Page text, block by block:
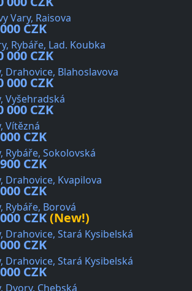
Vary, Raisova
CZK
Rybáře, Lad. Koubka
000 CZK
Drahovice, Blahoslavova
000 CZK
Vyšehradská
000 CZK
Vítězná
CZK
Rybáře, Sokolovská
CZK
Drahovice, Kvapilova
CZK
Rybáře, Borová
CZK(New!)
Drahovice, Stará Kysibelská
CZK
Drahovice, Stará Kysibelská
CZK
Dvory, Chebská